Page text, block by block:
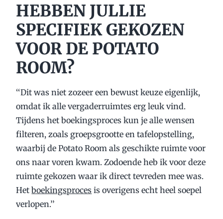
HEBBEN JULLIE
SPECIFIEK GEKOZEN
VOOR DE POTATO
ROOM?
‘‘Dit was niet zozeer een bewust keuze eigenlijk,
omdat ik alle vergaderruimtes erg leuk vind.
Tijdens het boekingsproces kun je alle wensen
filteren, zoals groepsgrootte en tafelopstelling,
waarbij de Potato Room als geschikte ruimte voor
ons naar voren kwam. Zodoende heb ik voor deze
ruimte gekozen waar ik direct tevreden mee was.
Hetboekingsproces is overigens echt heel soepel
verlopen.’’